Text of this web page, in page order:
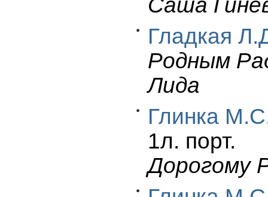
Саша
Гладкая
Родным
Лида
Глинка
1л. порт.
Дорогому